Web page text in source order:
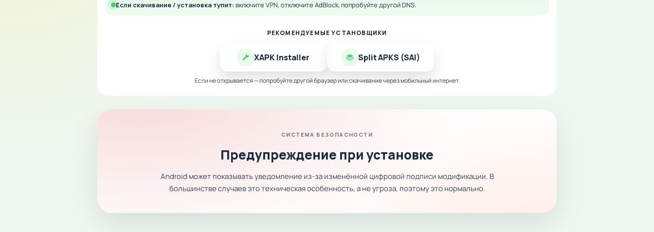
Если скачивание / установка тупит: включите VPN, отключите AdBlock, попробуйте другой DNS.
РЕКОМЕНДУЕМЫЕ УСТАНОВЩИКИ
XAPK Installer Split APKS (SAI)
Если не открывается — попробуйте другой браузер или скачивание через мобильный интернет.
СИСТЕМА БЕЗОПАСНОСТИ
Предупреждение при установке
Android может показывать уведомление из-за изменённой цифровой подписи модификации. В
большинстве случаев это техническая особенность, а не угроза, поэтому это нормально.